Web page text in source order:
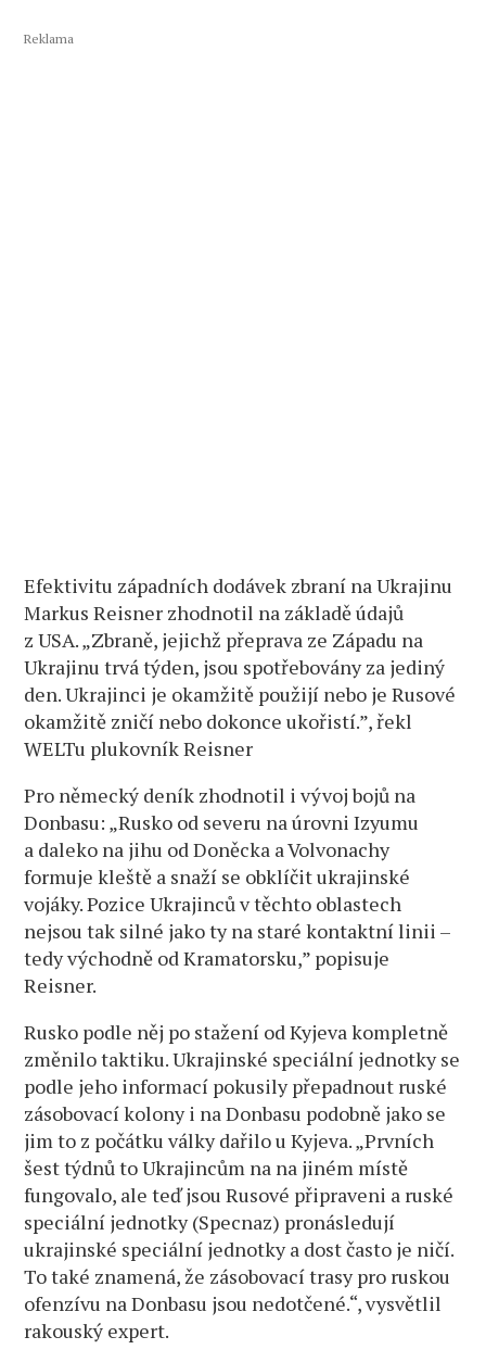
Reklama
Efektivitu západních dodávek zbraní na Ukrajinu
Markus Reisner zhodnotil na základě údajů
z USA. „Zbraně, jejichž přeprava ze Západu na
Ukrajinu trvá týden, jsou spotřebovány za jediný
den. Ukrajinci je okamžitě použijí nebo je Rusové
okamžitě zničí nebo dokonce ukořistí.”, řekl
WELTu plukovník Reisner
Pro německý deník zhodnotil i vývoj bojů na
Donbasu: „Rusko od severu na úrovni Izyumu
a daleko na jihu od Doněcka a Volvonachy
formuje kleště a snaží se obklíčit ukrajinské
vojáky. Pozice Ukrajinců v těchto oblastech
nejsou tak silné jako ty na staré kontaktní linii –
tedy východně od Kramatorsku,” popisuje
Reisner.
Rusko podle něj po stažení od Kyjeva kompletně
změnilo taktiku. Ukrajinské speciální jednotky se
podle jeho informací pokusily přepadnout ruské
zásobovací kolony i na Donbasu podobně jako se
jim to z počátku války dařilo u Kyjeva. „Prvních
šest týdnů to Ukrajincům na na jiném místě
fungovalo, ale teď jsou Rusové připraveni a ruské
speciální jednotky (Specnaz) pronásledují
ukrajinské speciální jednotky a dost často je ničí.
To také znamená, že zásobovací trasy pro ruskou
ofenzívu na Donbasu jsou nedotčené.“, vysvětlil
rakouský expert.